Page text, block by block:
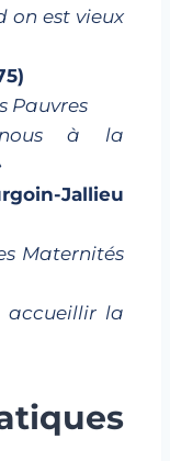
on est vieux
Pauvres
nous à la
Jallieu
Maternités
accueillir la